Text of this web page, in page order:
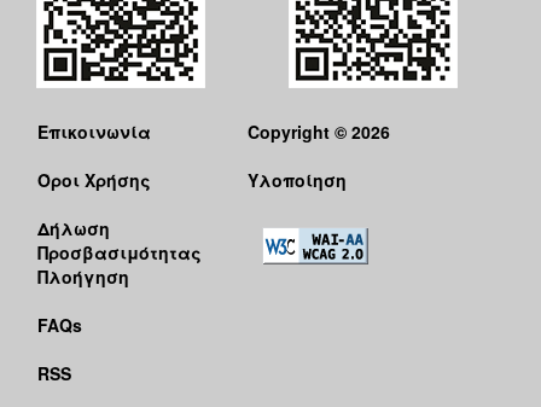
Επικοινωνία
Όροι Χρήσης
Δήλωση
Προσβασιμότητας
Πλοήγηση
FAQs
RSS
Copyright © 2026
Υλοποίηση